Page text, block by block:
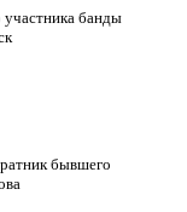
участника банды
бывшего